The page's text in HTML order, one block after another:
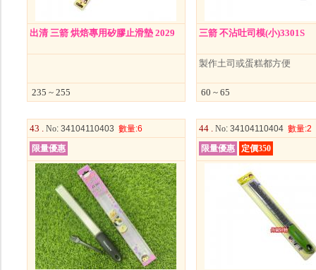
出清 三箭 烘焙專用矽膠止滑墊 2029
235 ~ 255
三箭 不沾吐司模(小)3301S
製作土司或蛋糕都方便
60 ~ 65
43 . No: 34104110403 數量:6
限量優惠
44 . No: 34104110404 數量:2
限量優惠
定價350